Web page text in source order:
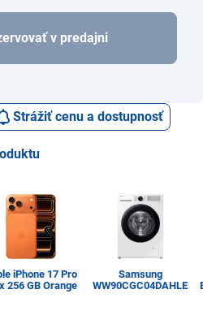
v predajni
Strážiť cenu a dostupnosť
iPhone 17 Pro
256 GB Orange
Samsung
WW90CGC04DAHLE